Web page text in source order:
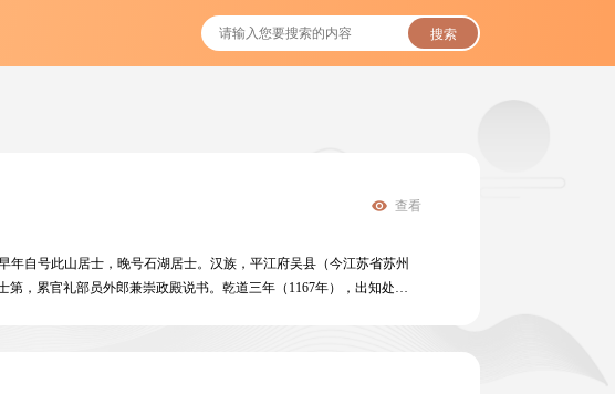
搜索
查看
年自号此山居士，晚号石湖居士。汉族，平江府吴县（今江苏省苏州
，累官礼部员外郎兼崇政殿说书。乾道三年（1167年），出知处
清新妩媚。诗题材广泛，以反映农村社会生活内容的作品成就最高。